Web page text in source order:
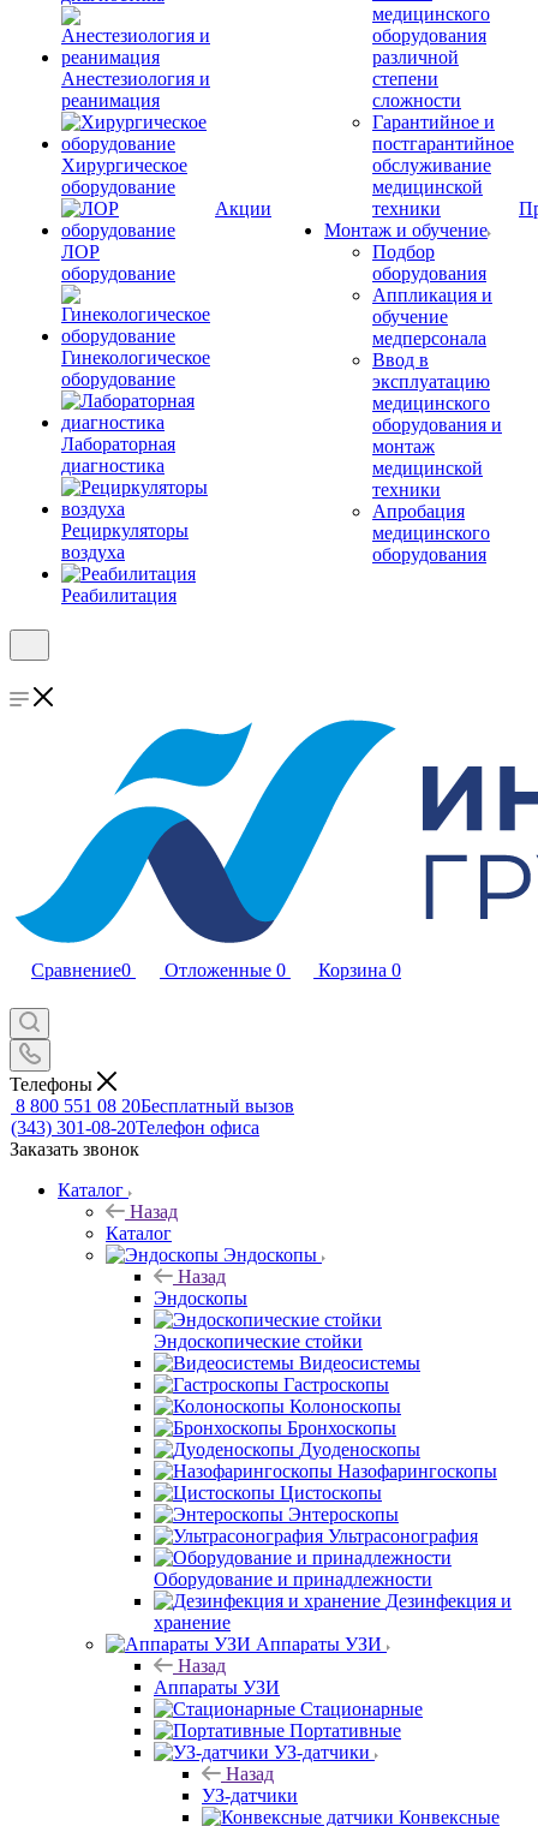
Анестезиология и
реанимация
Хирургическое
оборудование
ЛОР
оборудование
Гинекологическое
оборудование
Лабораторная
диагностика
Рециркуляторы
воздуха
Реабилитация
Акции
медицинского
оборудования
различной
степени
сложности
Гарантийное и
постгарантийное
обслуживание
медицинской
техники
Монтаж и обучение
Подбор
оборудования
Аппликация и
обучение
медперсонала
Ввод в
эксплуатацию
медицинского
оборудования и
монтаж
медицинской
техники
Апробация
медицинского
оборудования
Сравнение0 Отложенные 0 Корзина 0
Телефоны
8 800 551 08 20Бесплатный вызов
(343) 301-08-20Телефон офиса
Заказать звонок
Каталог
Назад
Каталог
Эндоскопы
Назад
Эндоскопы
Эндоскопические стойки
Видеосистемы
Гастроскопы
Колоноскопы
Бронхоскопы
Дуоденоскопы
Назофарингоскопы
Цистоскопы
Энтероскопы
Ультрасонография
Оборудование и принадлежности
Дезинфекция и
хранение
Аппараты УЗИ
Назад
Аппараты УЗИ
Стационарные
Портативные
УЗ-датчики
Назад
УЗ-датчики
Конвексные